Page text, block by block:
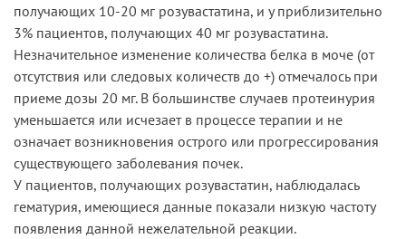
получающих 10-20 мг розувастатина, и у приблизительно
3% пациентов, получающих 40 мг розувастатина.
Незначительное изменение количества белка в моче (от
отсутствия или следовых количеств до +) отмечалось при
приеме дозы 20 мг. В большинстве случаев протеинурия
уменьшается или исчезает в процессе терапии и не
означает возникновения острого или прогрессирования
существующего заболевания почек.
У пациентов, получающих розувастатин, наблюдалась
гематурия, имеющиеся данные показали низкую частоту
появления данной нежелательной реакции.